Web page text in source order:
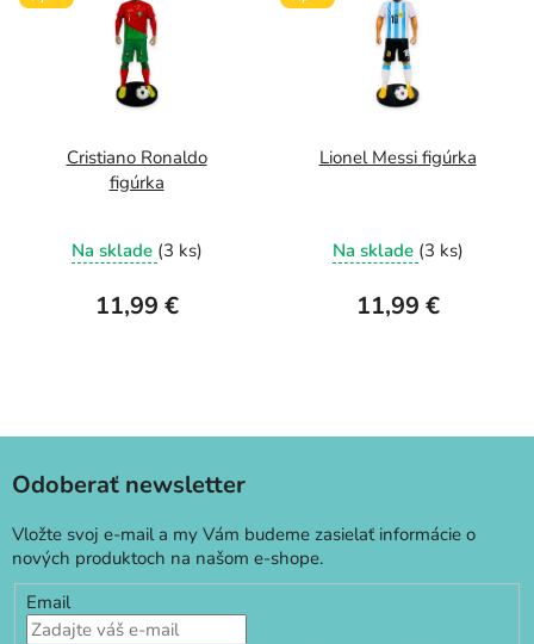
Cristiano Ronaldo
figúrka
Na sklade (3 ks)
11,99 €
Lionel Messi figúrka
Na sklade (3 ks)
11,99 €
Odoberať newsletter
Vložte svoj e-mail a my Vám budeme zasielať informácie o
nových produktoch na našom e-shope.
Email